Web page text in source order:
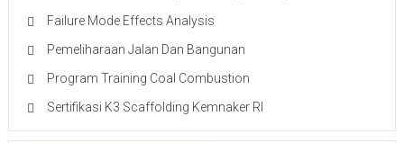
Failure Mode Effects Analysis
Pemeliharaan Jalan Dan Bangunan
Program Training Coal Combustion
Sertifikasi K3 Scaffolding Kemnaker RI